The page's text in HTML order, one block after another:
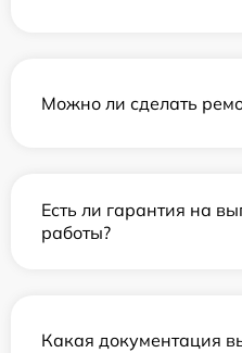
Можно ли сделать
Есть ли гарантия на
работы?
Какая документация